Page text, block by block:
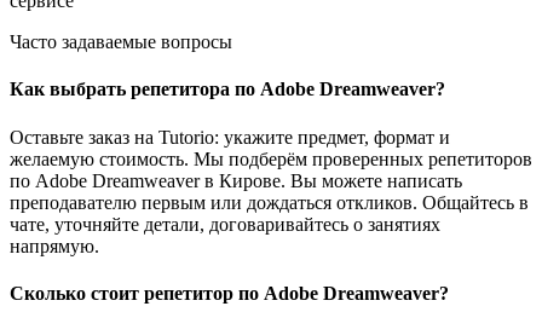
Часто задаваемые вопросы
Как выбрать репетитора по Adobe Dreamweaver?
Оставьте заказ на Tutorio: укажите предмет, формат и
желаемую стоимость. Мы подберём проверенных репетиторов
по Adobe Dreamweaver в Кирове. Вы можете написать
преподавателю первым или дождаться откликов. Общайтесь в
чате, уточняйте детали, договаривайтесь о занятиях
напрямую.
Сколько стоит репетитор по Adobe Dreamweaver?